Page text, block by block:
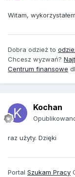
Witam,
Dobra odzież to
Chcesz wyzwań?
Centrum finansowe
Kochan
raz użyty. Dzięki
Portal Szukam Pracy